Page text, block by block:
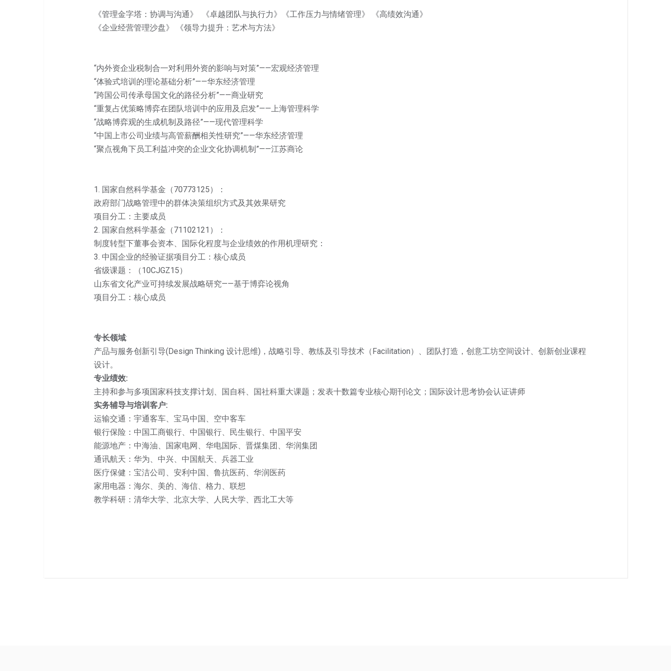
《管理金字塔：协调与沟通》 《卓越团队与执行力》《工作压力与情绪管理》 《高绩效沟通》
《企业经营管理沙盘》 《领导力提升：艺术与方法》
“内外资企业税制合一对利用外资的影响与对策”——宏观经济管理
“体验式培训的理论基础分析”——华东经济管理
“跨国公司传承母国文化的路径分析”——商业研究
“重复占优策略博弈在团队培训中的应用及启发”——上海管理科学
“战略博弈观的生成机制及路径”——现代管理科学
“中国上市公司业绩与高管薪酬相关性研究”——华东经济管理
“聚点视角下员工利益冲突的企业文化协调机制”——江苏商论
1. 国家自然科学基金（70773125）：
政府部门战略管理中的群体决策组织方式及其效果研究
项目分工：主要成员
2. 国家自然科学基金（71102121）：
制度转型下董事会资本、国际化程度与企业绩效的作用机理研究：
3. 中国企业的经验证据项目分工：核心成员
省级课题：（10CJGZ15）
山东省文化产业可持续发展战略研究——基于博弈论视角
项目分工：核心成员
专长领域:
产品与服务创新引导(Design Thinking 设计思维)，战略引导、教练及引导技术（Facilitation）、团队打造，创意工坊空间设计、创新创业课程
设计。
专业绩效:
主持和参与多项国家科技支撑计划、国自科、国社科重大课题；发表十数篇专业核心期刊论文；国际设计思考协会认证讲师
实务辅导与培训客户:
运输交通：宇通客车、宝马中国、空中客车
银行保险：中国工商银行、中国银行、民生银行、中国平安
能源地产：中海油、国家电网、华电国际、晋煤集团、华润集团
通讯航天：华为、中兴、中国航天、兵器工业
医疗保健：宝洁公司、安利中国、鲁抗医药、华润医药
家用电器：海尔、美的、海信、格力、联想
教学科研：清华大学、北京大学、人民大学、西北工大等